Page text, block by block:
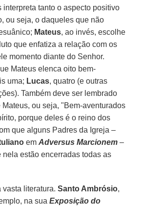
interpreta tanto o aspecto positivo
ou seja, o daqueles que não
Mateus, ao invés, escolhe
que enfatiza a relação com os
momento diante do Senhor.
Mateus elenca oito bem-
uma; Lucas, quatro (e outras
Também deve ser lembrado
ou seja, "Bem-aventurados
porque deles é o reino dos
que alguns Padres da Igreja –
emAdversus Marcionem –
nela estão encerradas todas as
vasta literatura.Santo Ambrósio,
na suaExposição do